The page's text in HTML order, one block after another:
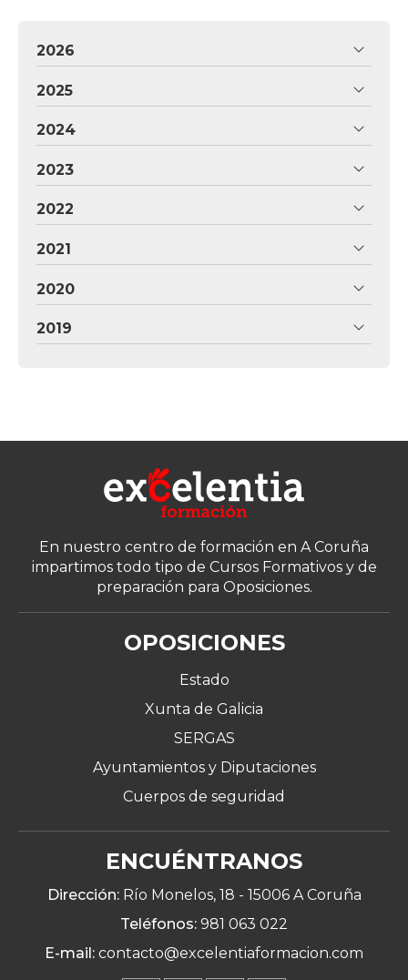
2026
2025
2024
2023
2022
2021
2020
2019
En nuestro centro de formación en A Coruña
impartimos todo tipo de Cursos Formativos y de
preparación para Oposiciones.
OPOSICIONES
Estado
Xunta de Galicia
SERGAS
Ayuntamientos y Diputaciones
Cuerpos de seguridad
ENCUÉNTRANOS
Dirección:Río Monelos, 18 - 15006 A Coruña
Teléfonos: 981 063 022
E-mail: contacto@excelentiaformacion.com